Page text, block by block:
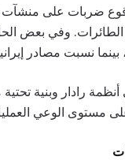
ضربات على منشآت
نسبت مصادر
رادار وبنية
مستوى الوعي